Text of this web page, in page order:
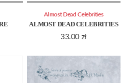
ALMOST DEAD CELEBRITIES
33.00 zł
Almost Dead Celebrities